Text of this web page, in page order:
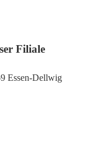
Filiale
Essen-Dellwig